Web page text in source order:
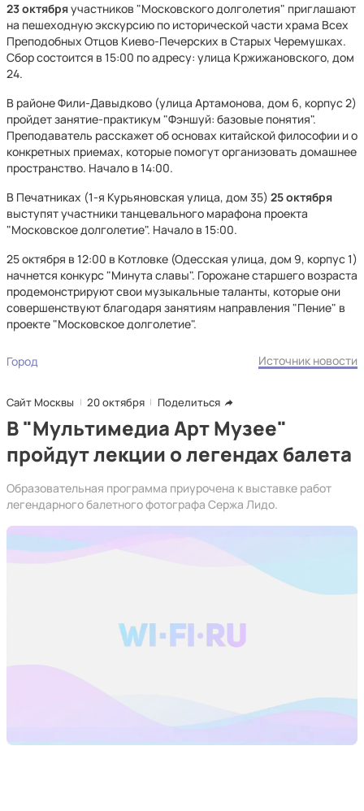
23 октябряучастников "Московского долголетия" приглашают
на пешеходную экскурсию по исторической части храма Всех
Преподобных Отцов Киево-Печерских в Старых Черемушках.
Сбор состоится в 15:00 по адресу: улица Кржижановского, дом
24.
В районе Фили-Давыдково (улица Артамонова, дом 6, корпус 2)
пройдет занятие-практикум "Фэншуй: базовые понятия".
Преподаватель расскажет об основах китайской философии и о
конкретных приемах, которые помогут организовать домашнее
пространство. Начало в 14:00.
В Печатниках (1-я Курьяновская улица, дом 35) 25 октября
выступят участники танцевального марафона проекта
"Московское долголетие". Начало в 15:00.
25 октября в 12:00 в Котловке (Одесская улица, дом 9, корпус 1)
начнется конкурс "Минута славы". Горожане старшего возраста
продемонстрируют свои музыкальные таланты, которые они
совершенствуют благодаря занятиям направления "Пение" в
проекте "Московское долголетие".
Город Источник новости
Сайт Москвы 20 октября Поделиться
В "Мультимедиа Арт Музее"
пройдут лекции о легендах балета
Образовательная программа приурочена к выставке работ
легендарного балетного фотографа Сержа Лидо.